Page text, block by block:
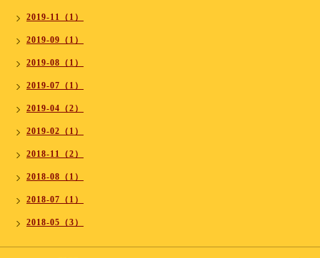
2019-11（1）
2019-09（1）
2019-08（1）
2019-07（1）
2019-04（2）
2019-02（1）
2018-11（2）
2018-08（1）
2018-07（1）
2018-05（3）